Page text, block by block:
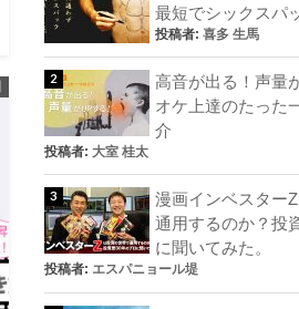
最短でシックスパ
投稿者: 喜多 生馬
高音が出る！声量
オケ上達のたった
介
投稿者: 大室 桂太
漫画インベスター
通用するのか？投
に聞いてみた。
投稿者: エスパニョール堤